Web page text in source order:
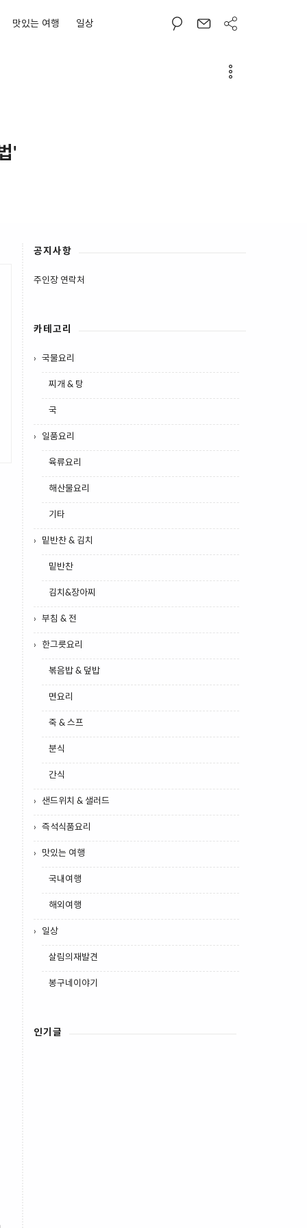
맛있는 여행 일상
'
공지사항
주인장 연락처
카테고리
국물요리
찌개 & 탕
국
일품요리
육류요리
해산물요리
기타
밑반찬 & 김치
밑반찬
김치&장아찌
부침 & 전
한그릇요리
볶음밥 & 덮밥
면요리
죽 & 스프
분식
간식
샌드위치 & 샐러드
즉석식품요리
맛있는 여행
국내여행
해외여행
일상
살림의재발견
봉구네이야기
인기글